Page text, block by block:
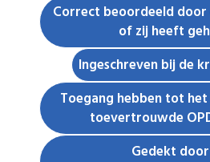
Correct beoordeeld door
of zij heeft
Ingeschreven bij de
Toegang hebben tot
toevertrouwde
Gedekt